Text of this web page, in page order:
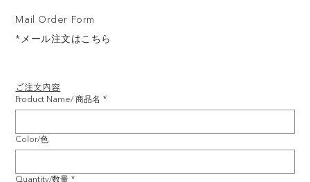
ご注文内容
Product Name/ 商品名 *
Color/色
Quantity/数量 *
Mail Order Form
*メール注文はこちら